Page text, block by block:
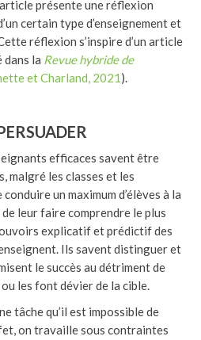
présente une réflexion
certain type d’enseignement et
réflexion s’inspire d’un article
dans la Revue hybride de
et Charland, 2021).
efficaces savent être
malgré les classes et les
un maximum d’élèves à la
leur faire comprendre le plus
explicatif et prédictif des
Ils savent distinguer et
le succès au détriment de
les font dévier de la cible.
tâche qu’il est impossible de
on travaille sous contraintes